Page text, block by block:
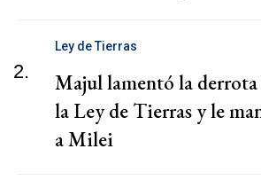
2.
Ley de Tierras
Majul lamentó la
la Ley de Tierras y le
a Milei